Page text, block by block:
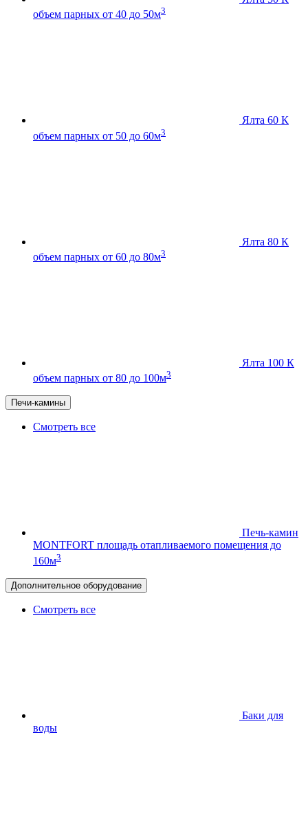
объем парных от 40 до 50м3
Ялта 60 К
объем парных от 50 до 60м3
Ялта 80 К
объем парных от 60 до 80м3
Ялта 100 К
объем парных от 80 до 100м3
Печи-камины
Смотреть все
Печь-камин
MONTFORT площадь отапливаемого помещения до
160м3
Дополнительное оборудование
Смотреть все
Баки для
воды